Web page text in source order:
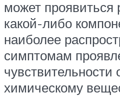
может проявиться
какой-либо
наиболее
симптомам
чувствительности
химическому